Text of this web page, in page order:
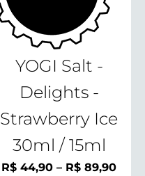
YOGI Salt -
Delights -
Strawberry Ice
30ml / 15ml
R$ 44,90 – R$ 89,90